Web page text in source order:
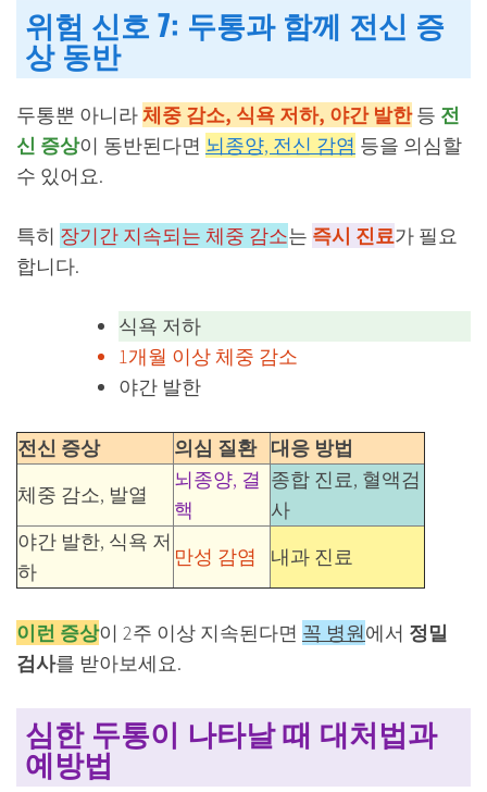
위험 신호 7: 두통과 함께 전신 증
상 동반
두통뿐 아니라체중 감소, 식욕 저하, 야간 발한등 전
신 증상이 동반된다면 뇌종양, 전신 감염 등을 의심할
수 있어요.
특히 장기간 지속되는 체중 감소는 즉시 진료가 필요
합니다.
식욕 저하
1개월 이상 체중 감소
야간 발한
전신 증상 의심 질환
대응 방법
체중 감소, 발열
뇌종양, 결
핵
종합 진료, 혈액검
사
야간 발한, 식욕 저
하
만성 감염 내과 진료
이런 증상이 2주 이상 지속된다면 꼭 병원에서 정밀
검사를 받아보세요.
심한 두통이 나타날 때 대처법과
예방법